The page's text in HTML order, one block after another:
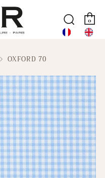
0
OXFORD 70